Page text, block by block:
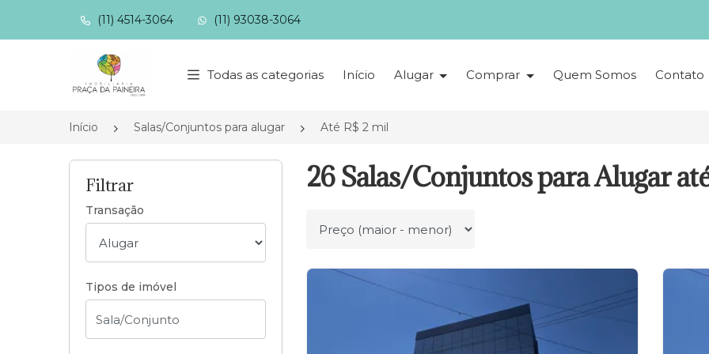
(11) 4514-3064 (11) 93038-3064
Página inicial
Todas as categorias Início Alugar Comprar Quem Somos Contato
Início Salas/Conjuntos para alugar Até R$ 2 mil
Filtrar
Transação
Tipos de imóvel
26 Salas/Conjuntos para Alugar
Ordenar por